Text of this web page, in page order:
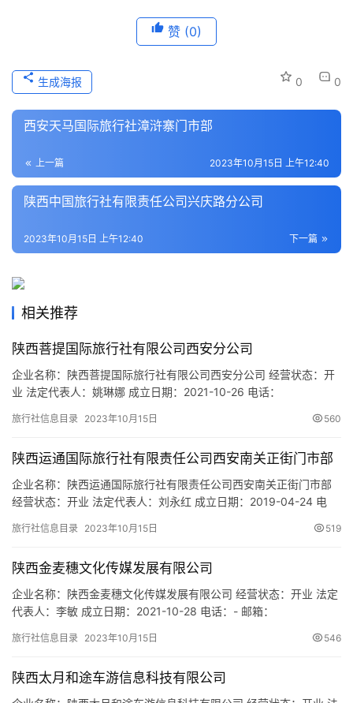
化
导
之
家
地
活
旅
游
市
赞 (0)
0 0
生成海报
西安天马国际旅行社漳浒寨门市部
上一篇 2023年10月15日 上午12:40
陕西中国旅行社有限责任公司兴庆路分公司
下一篇
2023年10月15日 上午12:40
相关推荐
陕西菩提国际旅行社有限公司西安分公司
企业名称：陕西菩提国际旅行社有限公司西安分公司 经营状态：开
业 法定代表人：姚琳娜 成立日期：2021-10-26 电话：
91610104MA7C5Y692D 注册地址：陕西省西安市莲湖区枣园东路
际、国内旅游及私人…
旅行社信息目录 2023年10月15日 560
陕西运通国际旅行社有限责任公司西安南关正街门市部
企业名称：陕西运通国际旅行社有限责任公司西安南关正街门市部
经营状态：开业 法定代表人：刘永红 成立日期：2019-04-24 电
码：91610135MA6WPL3N8F 注册地址：陕西省西安市碑林区南
设…
旅行社信息目录 2023年10月15日 519
陕西金麦穗文化传媒发展有限公司
企业名称：陕西金麦穗文化传媒发展有限公司 经营状态：开业 法定
代表人：李敏 成立日期：2021-10-28 电话：- 邮箱：
91610113MA7C982Y2D 注册地址：陕西省西安市雁塔区南飞鸿广
摄制服务；影视美术道具置景服务；摄像及视频制…
旅行社信息目录 2023年10月15日 546
陕西太月和途车游信息科技有限公司